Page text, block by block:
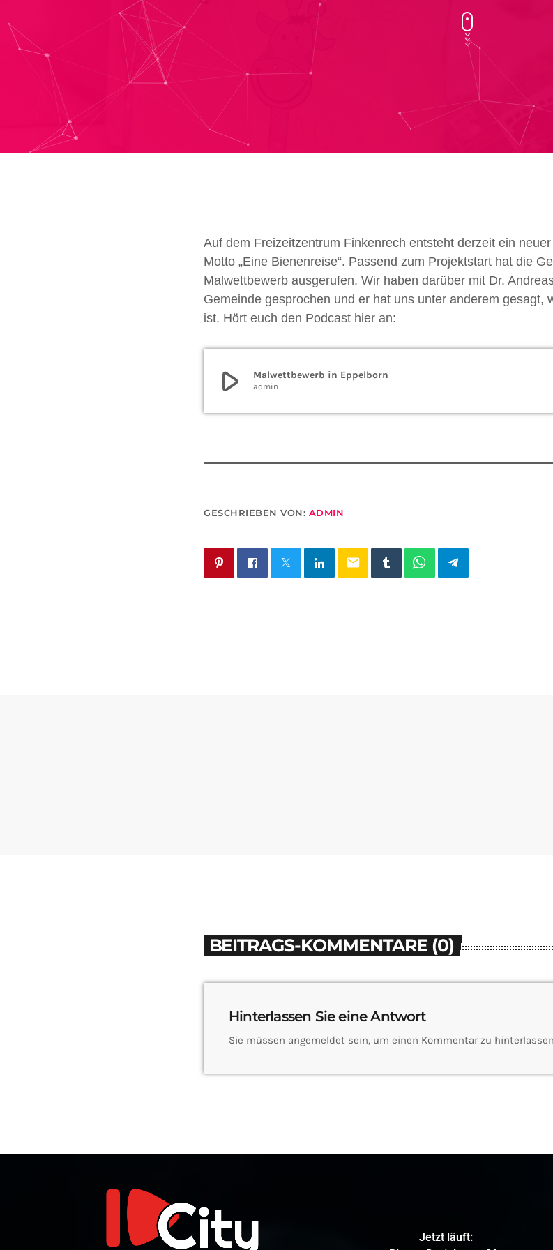
Auf dem Freizeitzentrum Finkenrech entsteht derzeit ein
Motto „Eine Bienenreise“. Passend zum Projektstart hat die
Malwettbewerb ausgerufen. Wir haben darüber mit Dr.
Gemeinde gesprochen und er hat uns unter anderem gesagt,
ist. Hört euch den Podcast hier an:
play_arrow Malwettbewerb in Eppelborn
admin
GESCHRIEBEN VON: ADMIN
email
BEITRAGS-KOMMENTARE (0)
Hinterlassen Sie eine Antwort
Sie müssen angemeldet sein, um einen Kommentar zu
Jetzt läuft: